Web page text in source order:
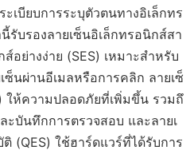
เบียบการระบุตัวตนทางอิเล็กทร
รับรองลายเซ็นอิเล็กทรอนิกส์สา
อย่างง่าย (SES) เหมาะสำหรับ
นผ่านอีเมลหรือการคลิก ลายเซ็
ให้ความปลอดภัยที่เพิ่มขึ้น รวมถึ
ะบันทึกการตรวจสอบ และลายเ
(QES) ใช้ฮาร์ดแวร์ที่ได้รับการ